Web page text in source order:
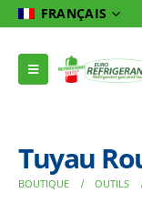
FRANÇAIS
Tuyau
BOUTIQUE OUTILS